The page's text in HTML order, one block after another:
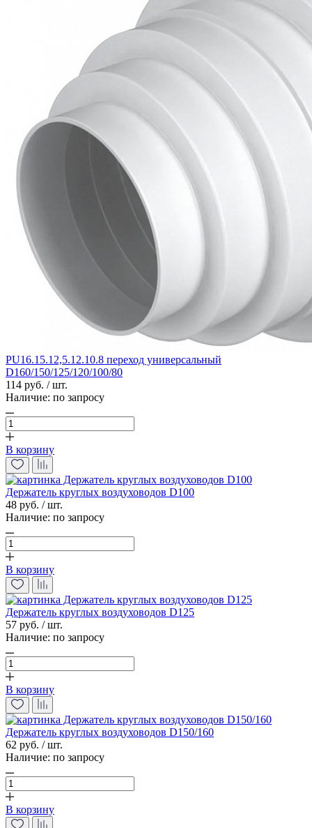
PU16.15.12,5.12.10.8 переход универсальный
D160/150/125/120/100/80
114 руб. / шт.
Наличие: по запросу
В корзину
Держатель круглых воздуховодов D100
48 руб. / шт.
Наличие: по запросу
В корзину
Держатель круглых воздуховодов D125
57 руб. / шт.
Наличие: по запросу
В корзину
Держатель круглых воздуховодов D150/160
62 руб. / шт.
Наличие: по запросу
В корзину